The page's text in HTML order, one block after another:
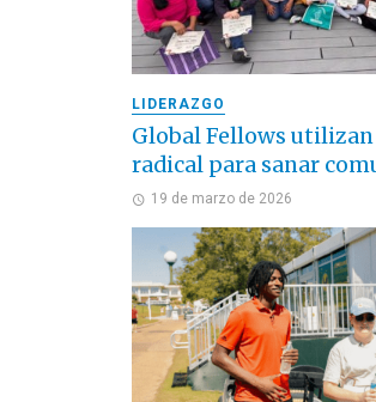
LIDERAZGO
Global Fellows
radical para sanar
19 de marzo de 2026